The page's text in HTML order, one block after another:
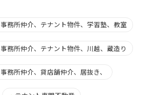
務所仲介、テナント物件、学習塾、教室
務所仲介、テナント物件、川越、蔵造り
務所仲介、貸店舗仲介、居抜き、